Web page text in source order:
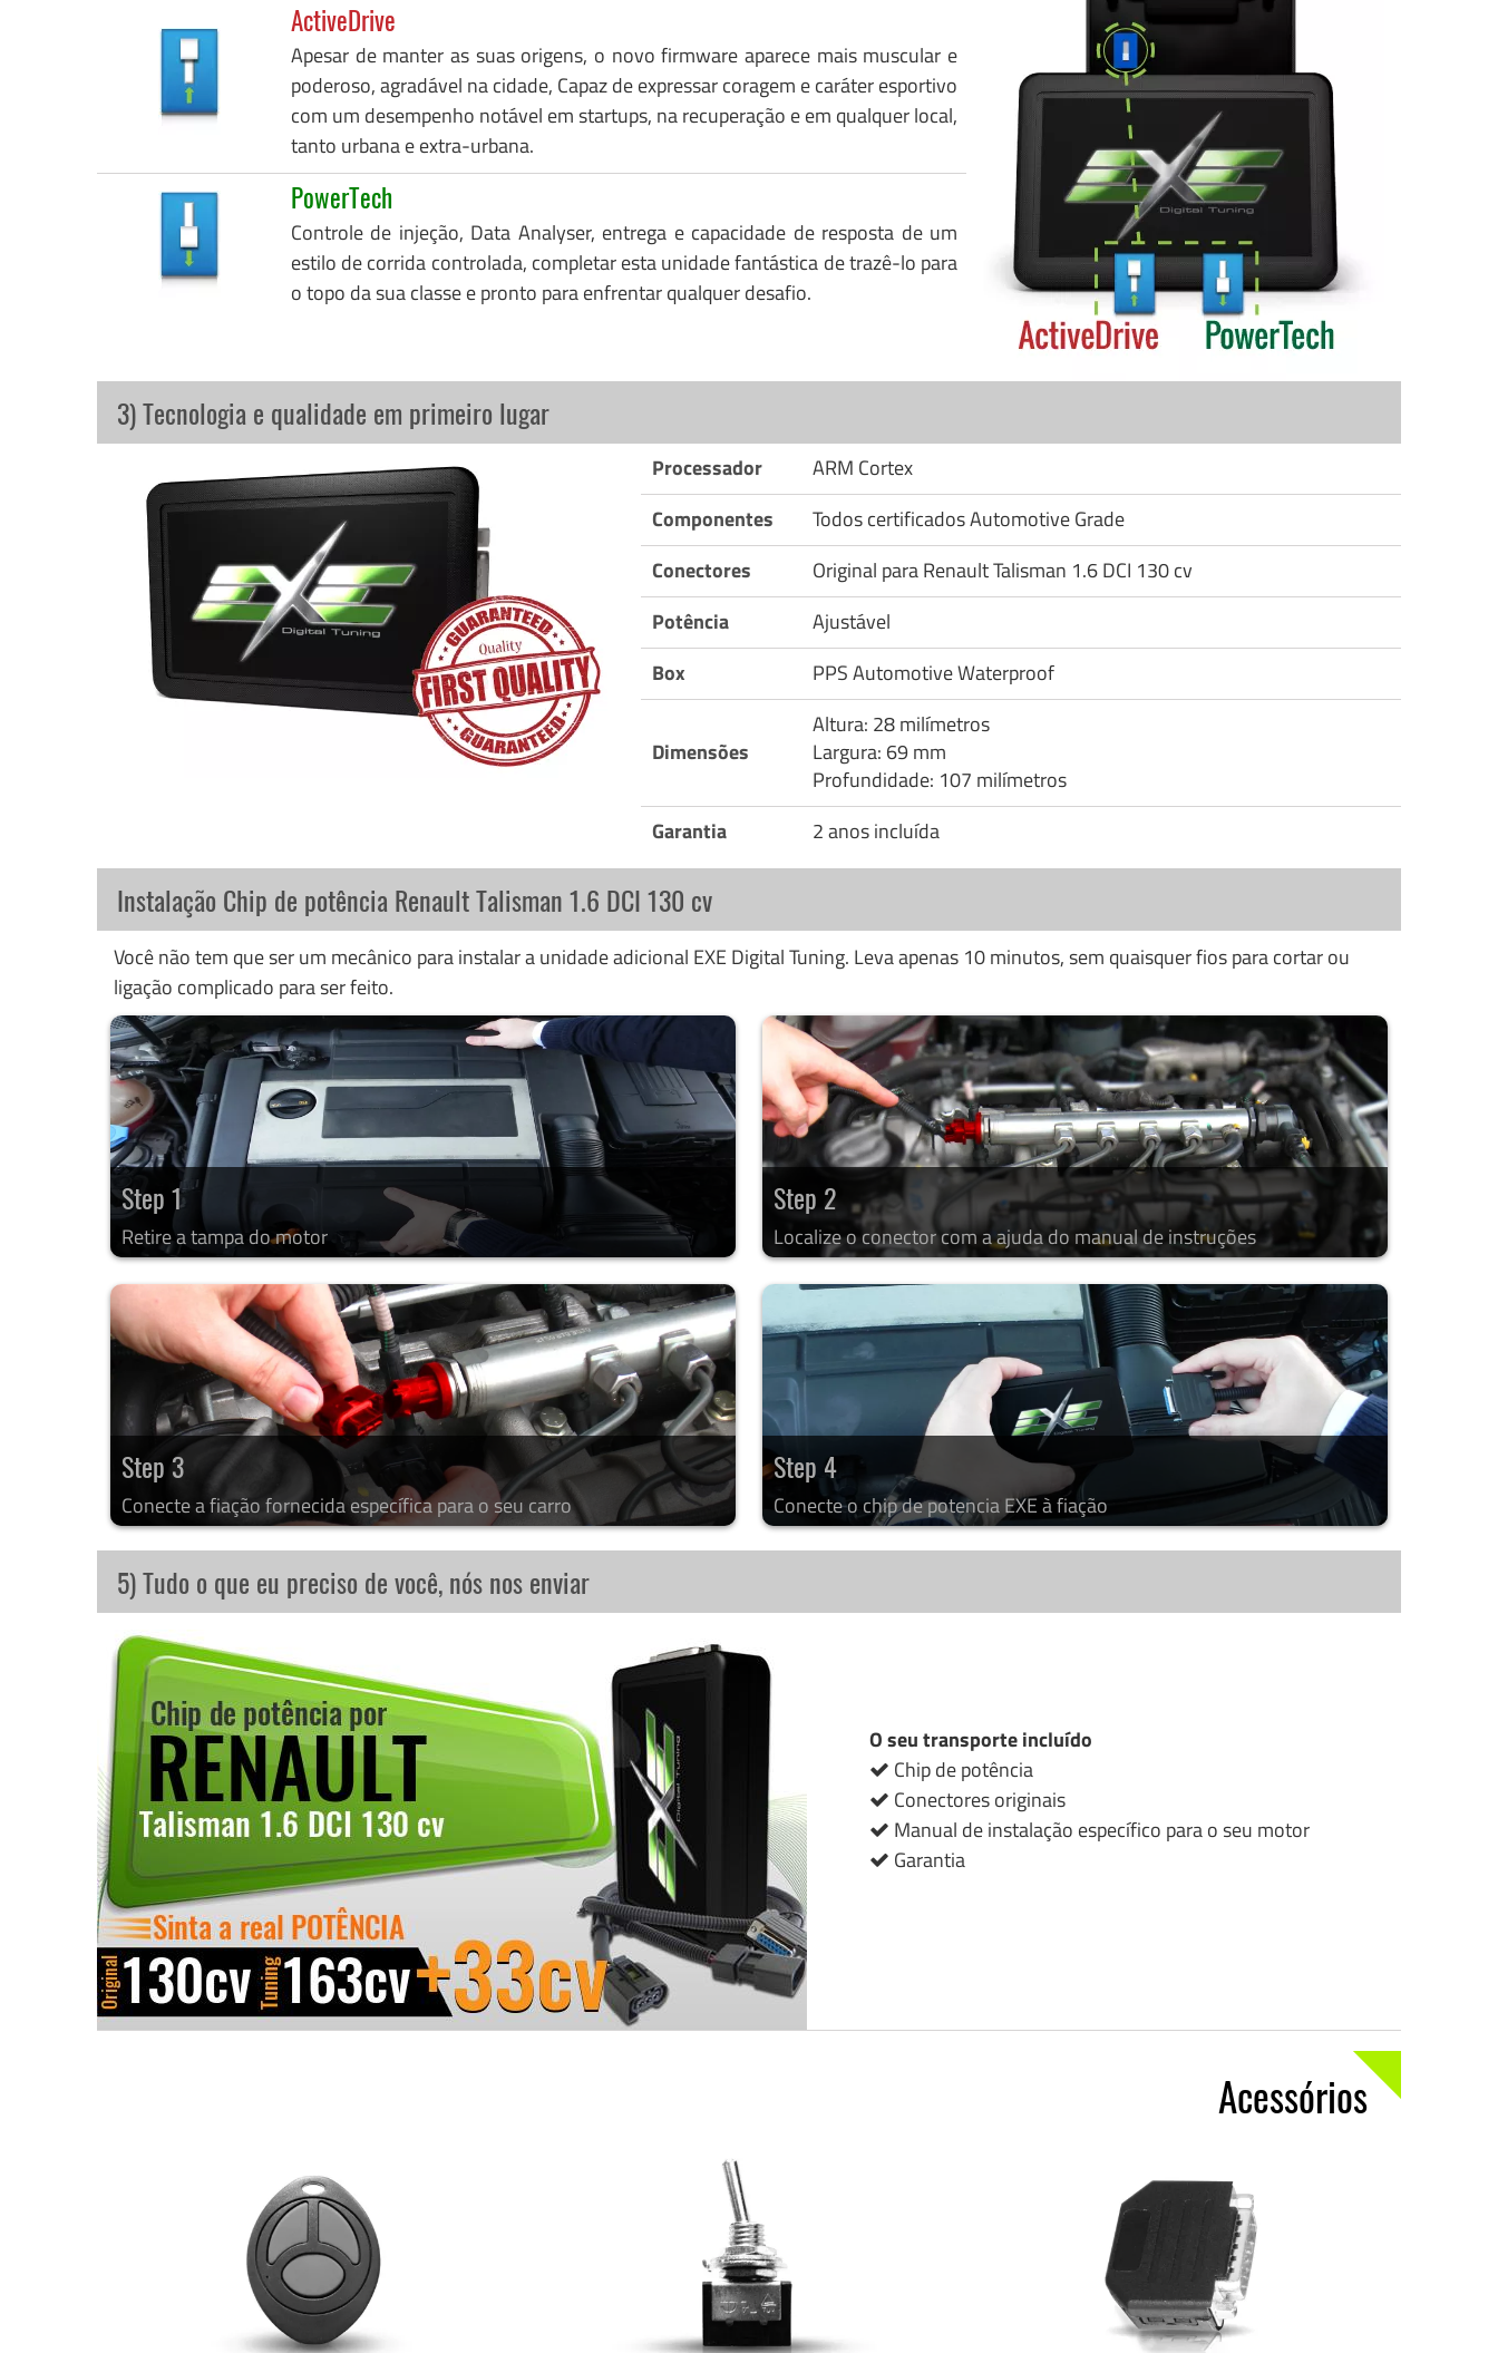
ActiveDrive
Apesar de manter as suas origens, o novo firmware aparece mais muscular e
poderoso, agradável na cidade, Capaz de expressar coragem e caráter esportivo
com um desempenho notável em startups, na recuperação e em qualquer local,
tanto urbana e extra-urbana.
PowerTech
Controle de injeção, Data Analyser, entrega e capacidade de resposta de um
estilo de corrida controlada, completar esta unidade fantástica de trazê-lo para
o topo da sua classe e pronto para enfrentar qualquer desafio.
3) Tecnologia e qualidade em primeiro lugar
Processador
ARM Cortex
Componentes
Todos certificados Automotive Grade
Conectores
Original para Renault Talisman 1.6 DCI 130 cv
Potência
Ajustável
Box
PPS Automotive Waterproof
Dimensões
Altura: 28 milímetros
Largura: 69 mm
Profundidade: 107 milímetros
Garantia
2 anos incluída
Instalação Chip de potência Renault Talisman 1.6 DCI 130 cv
Você não tem que ser um mecânico para instalar a unidade adicional EXE Digital Tuning. Leva apenas 10 minutos, sem quaisquer fios para cortar ou
ligação complicado para ser feito.
Step 1
Retire a tampa do motor
Step 2
Localize o conector com a ajuda do manual de instruções
Step 3
Conecte a fiação fornecida específica para o seu carro
Step 4
Conecte o chip de potencia EXE à fiação
5) Tudo o que eu preciso de você, nós nos enviar
O seu transporte incluído
Chip de potência
Conectores originais
Manual de instalação específico para o seu motor
Garantia
Acessórios